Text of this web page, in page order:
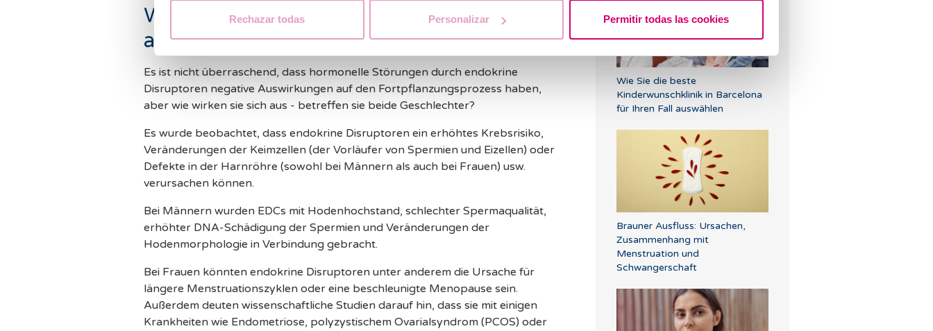
Rechazar todas Personalizar Permitir todas las cookies
Wie wirken sie sich auf die Fruchtbarkeit
aus?
Es ist nicht überraschend, dass hormonelle Störungen durch endokrine
Disruptoren negative Auswirkungen auf den Fortpflanzungsprozess haben,
aber wie wirken sie sich aus - betreffen sie beide Geschlechter?
Es wurde beobachtet, dass endokrine Disruptoren ein erhöhtes Krebsrisiko,
Veränderungen der Keimzellen (der Vorläufer von Spermien und Eizellen) oder
Defekte in der Harnröhre (sowohl bei Männern als auch bei Frauen) usw.
verursachen können.
Bei Männern wurden EDCs mit Hodenhochstand, schlechter Spermaqualität,
erhöhter DNA-Schädigung der Spermien und Veränderungen der
Hodenmorphologie in Verbindung gebracht.
Bei Frauen könnten endokrine Disruptoren unter anderem die Ursache für
längere Menstruationszyklen oder eine beschleunigte Menopause sein.
Außerdem deuten wissenschaftliche Studien darauf hin, dass sie mit einigen
Krankheiten wie Endometriose, polyzystischem Ovarialsyndrom (PCOS) oder
Wie Sie die beste
Kinderwunschklinik in Barcelona
für Ihren Fall auswählen
Brauner Ausfluss: Ursachen,
Zusammenhang mit
Menstruation und
Schwangerschaft